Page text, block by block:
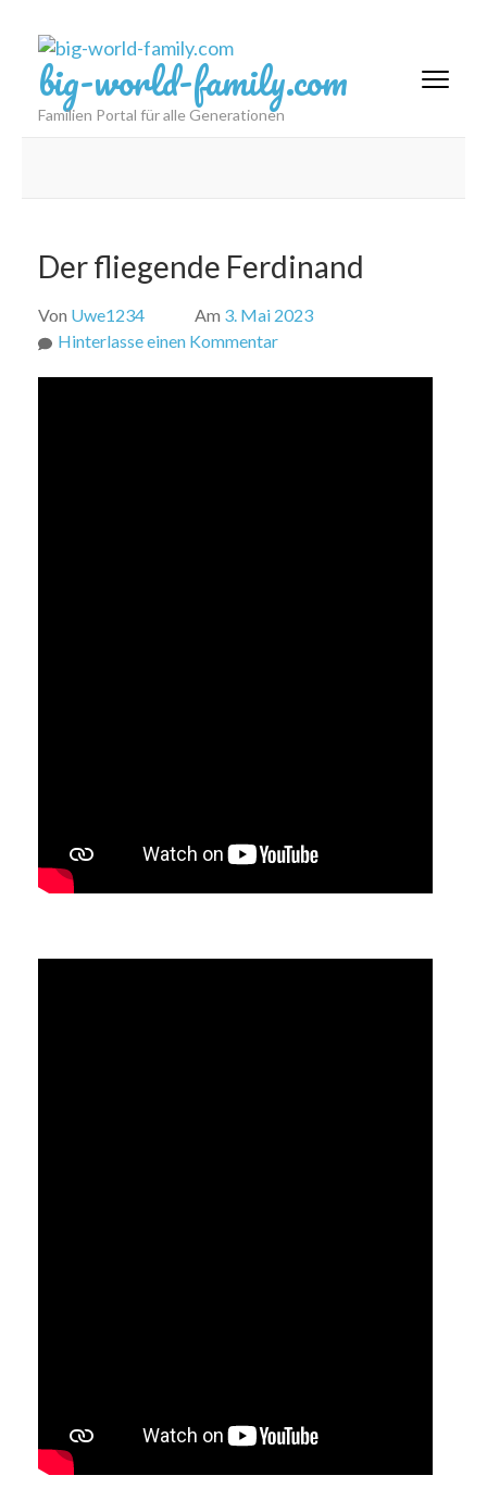
Zum
Inhalt
springen
(Eingabetaste
big-world-family.com
Familien Portal für alle Generationen
Der fliegende Ferdinand
Von Uwe1234 Am 3. Mai 2023
Hinterlasse einen Kommentarzu